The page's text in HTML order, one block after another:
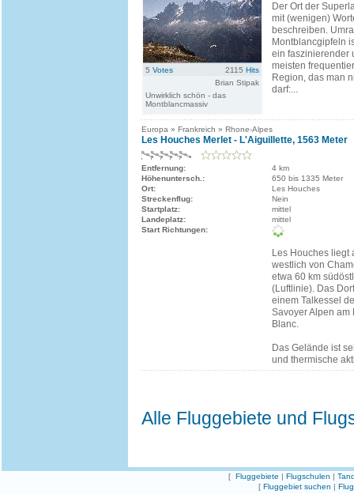
5 Votes 2115 Hits
Brian Stipak
Unwirklich schön - das
Montblancmassiv
Der Ort der
mit (wenigen)
beschreiben.
Montblancgipfeln
ein faszinierender
meisten
Region, das man
darf:...
Europa » Frankreich » Rhone-Alpes
Les Houches Merlet - L'Aiguillette, 1563 Meter
Entfernung:
4 km
Höhenuntersch.:
650 bis 1335 Meter
Ort:
Les Houches
Streckenflug:
Nein
Startplatz:
mittel
Landeplatz:
mittel
Start Richtungen:
Les Houches liegt
westlich von
etwa 60 km
(Luftlinie). Das
einem Talkessel
Savoyer Alpen am
Blanc.
Das Gelände ist
und thermische
Alle Fluggebiete und
[ Fluggebiete | Flugschulen |
[ Fluggebiet suchen |